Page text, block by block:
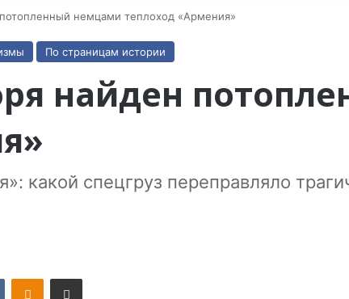
немцами теплоход «Армения»
По страницам истории
найден
какой спецгруз переправляло